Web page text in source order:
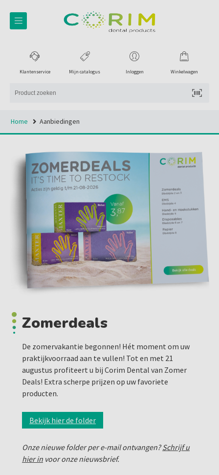
Winkelwagen
Inloggen
Mijn catalogus
Klantenservice
Home Aanbiedingen
Zomerdeals
De zomervakantie begonnen! Hét moment om uw
praktijkvoorraad aan te vullen! Tot en met 21
augustus profiteert u bij Corim Dental van Zomer
Deals! Extra scherpe prijzen op uw favoriete
producten.
Bekijk hier de folder
Onze nieuwe folder per e-mail ontvangen?Schrijf u
hier in voor onze nieuwsbrief.